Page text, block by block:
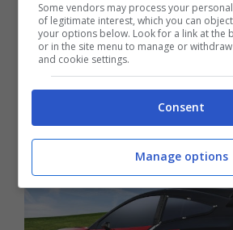
posteriori regolabili.Per
novità importanti che
riequilibrareuna situazione di
per alcuni marchi del gruppo.
Some vendors may process your
of legitimate interest, which you can
your options below. Look for a link at the
or in the site menu to manage or
and cookie settings.
Consent
Manage options